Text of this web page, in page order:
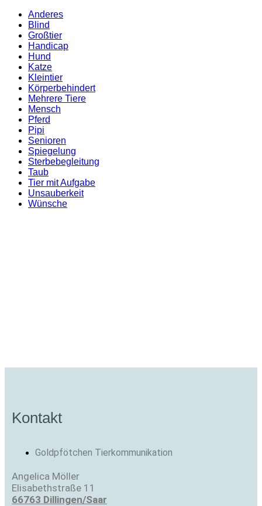
Anderes
Blind
Großtier
Handicap
Hund
Katze
Kleintier
Körperbehindert
Mehrere Tiere
Mensch
Pferd
Pipi
Senioren
Spiegelung
Sterbebegleitung
Taub
Tier mit Aufgabe
Unsauberkeit
Wünsche
Kontakt
Goldpfötchen Tierkommunikation
Angelica Möller
Elisabethstraße 11
66763 Dillingen/Saar